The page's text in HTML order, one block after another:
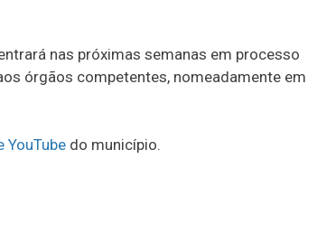
nas próximas semanas em processo
órgãos competentes, nomeadamente em
YouTube do município.